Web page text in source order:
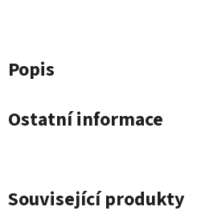
Popis
Ostatní informace
Související produkty